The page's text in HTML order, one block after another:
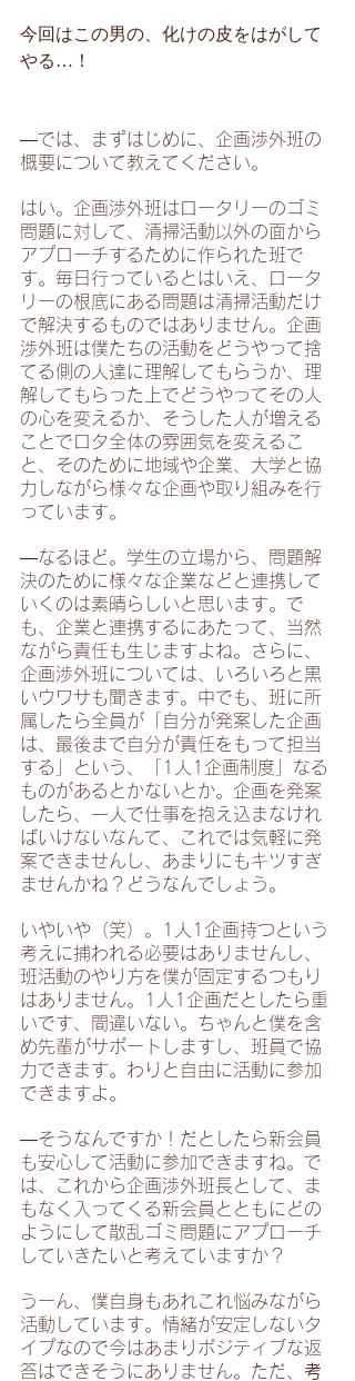
今回はこの男の、化けの皮をはがして
やる…！
―では、まずはじめに、企画渉外班の
概要について教えてください。
はい。企画渉外班はロータリーのゴミ
問題に対して、清掃活動以外の面から
アプローチするために作られた班で
す。毎日行っているとはいえ、ロータ
リーの根底にある問題は清掃活動だけ
で解決するものではありません。企画
渉外班は僕たちの活動をどうやって捨
てる側の人達に理解してもらうか、理
解してもらった上でどうやってその人
の心を変えるか、そうした人が増える
ことでロタ全体の雰囲気を変えるこ
と、そのために地域や企業、大学と協
力しながら様々な企画や取り組みを行
っています。
―なるほど。学生の立場から、問題解
決のために様々な企業などと連携して
いくのは素晴らしいと思います。で
も、企業と連携するにあたって、当然
ながら責任も生じますよね。さらに、
企画渉外班については、いろいろと黒
いウワサも聞きます。中でも、班に所
属したら全員が「自分が発案した企画
は、最後まで自分が責任をもって担当
する」という、「1人1企画制度」なる
ものがあるとかないとか。企画を発案
したら、一人で仕事を抱え込まなけれ
ばいけないなんて、これでは気軽に発
案できませんし、あまりにもキツすぎ
ませんかね？どうなんでしょう。
いやいや（笑）。1人1企画持つという
考えに捕われる必要はありませんし、
班活動のやり方を僕が固定するつもり
はありません。1人1企画だとしたら重
いです、間違いない。ちゃんと僕を含
め先輩がサポートしますし、班員で協
力できます。わりと自由に活動に参加
できますよ。
―そうなんですか！だとしたら新会員
も安心して活動に参加できますね。で
は、これから企画渉外班長として、ま
もなく入ってくる新会員とともにどの
ようにして散乱ゴミ問題にアプローチ
していきたいと考えていますか？
うーん、僕自身もあれこれ悩みながら
活動しています。情緒が安定しないタ
イプなので今はあまりポジティブな返
答はできそうにありません。ただ、 考